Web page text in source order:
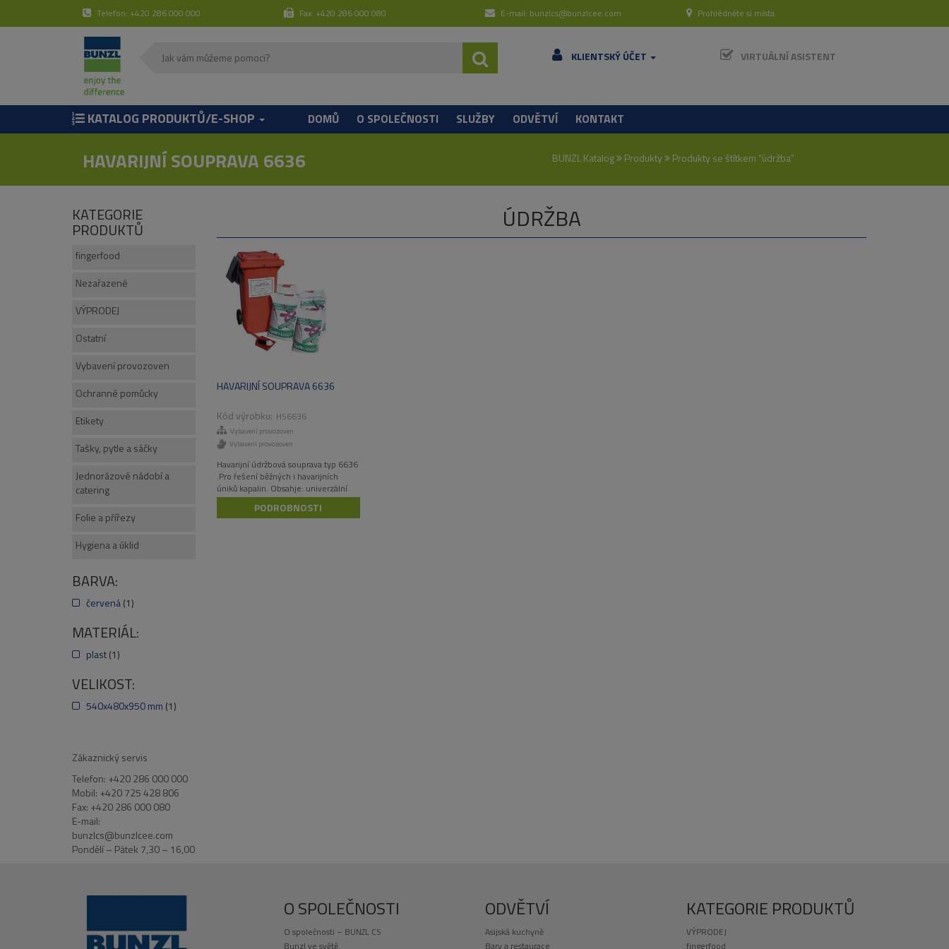
Telefon: +420 286 000 000 Fax: +420 286 000 080 E-mail: bunzlcs@bunzlcee.com Prohlédněte si místa
KLIENTSKÝ ÚČET VIRTUÁLNÍ ASISTENT
KATALOG PRODUKTŮ/E-SHOP DOMŮ O SPOLEČNOSTI SLUŽBY ODVĚTVÍ KONTAKT
HAVARIJNÍ SOUPRAVA 6636 BUNZL Katalog Produkty Produkty se štítkem “údržba”
ÚDRŽBA
HAVARIJNÍ SOUPRAVA 6636
HS6636
Vybavení provozoven
Vybavení provozoven
Havarijní údržbová souprava typ 6636
.Pro řešení běžných i havarijních
úniků kapalin. Obsahje: univerzální
sorpční rohože UR4001 – 30 ks
univerzální sorpční had UP8101 – 3
PODROBNOSTI
KATEGORIE
PRODUKTŮ
fingerfood
Nezařazené
VÝPRODEJ
Ostatní
Vybavení provozoven
Ochranné pomůcky
Etikety
Tašky, pytle a sáčky
Jednorázové nádobí a
catering
Folie a přířezy
Hygiena a úklid
BARVA:
červená (1)
MATERIÁL:
plast (1)
VELIKOST:
540x480x950 mm (1)
Zákaznický servis
Telefon: +420 286 000 000
Mobil: +420 725 428 806
Fax: +420 286 000 080
E-mail:
bunzlcs@bunzlcee.com
Pondělí – Pátek 7,30 – 16,00
O SPOLEČNOSTI
O společnosti – BUNZL CS
Bunzl ve světě
ODVĚTVÍ
Asijská kuchyně
Bary a restaurace
KATEGORIE PRODUKTŮ
VÝPRODEJ
fingerfood